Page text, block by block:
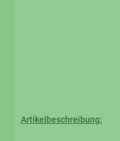
Artikelbeschreibung: